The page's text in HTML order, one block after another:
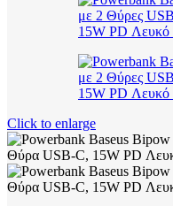
Click to enlarge